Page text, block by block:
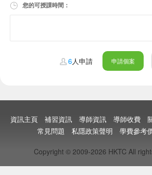
您的可授課時間：
6人申請 申請個案
資訊主頁 補習資訊 導師資訊 導師收費
常見問題
私隱政策聲明 學費參考
Copyright © 2009-2026 HKTC All